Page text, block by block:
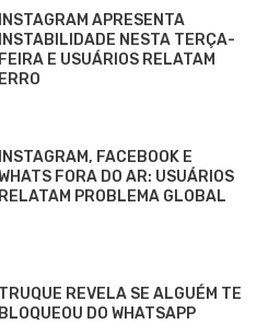
INSTAGRAM APRESENTA
INSTABILIDADE NESTA TERÇA-
FEIRA E USUÁRIOS RELATAM
ERRO
INSTAGRAM, FACEBOOK E
FORA DO AR: USUÁRIOS
RELATAM PROBLEMA GLOBAL
TRUQUE REVELA SE ALGUÉM TE
BLOQUEOU DO WHATSAPP